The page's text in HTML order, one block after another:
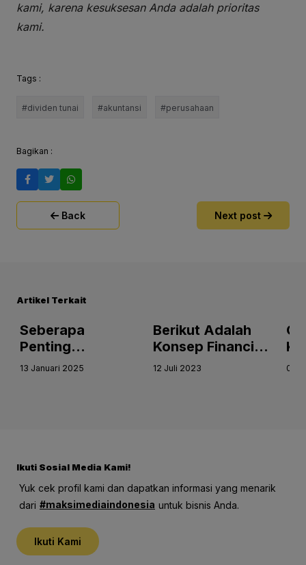
kami, karena kesuksesan Anda adalah prioritas
kami.
Tags :
#dividen tunai #akuntansi #perusahaan
Bagikan :
Back Next post
Artikel Terkait
Seberapa
Penting
Implementator
13 Januari 2025
Berikut Adalah
Konsep Financial
Freedom dan
12 Juli 2023 09
Ikuti Sosial Media Kami!
Yuk cek profil kami dan dapatkan informasi yang menarik
dari #maksimediaindonesia untuk bisnis Anda.
Ikuti Kami